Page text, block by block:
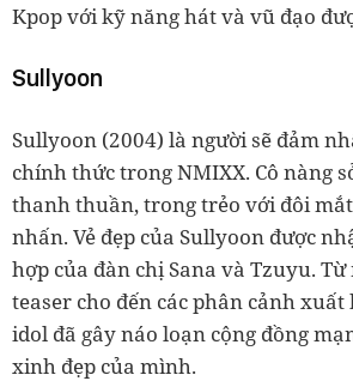
Kpop với kỹ năng hát và vũ đạo
Sullyoon
Sullyoon (2004) là người sẽ đảm
chính thức trong NMIXX. Cô nàng
thanh thuần, trong trẻo với đôi
nhấn. Vẻ đẹp của Sullyoon được
hợp của đàn chị Sana và Tzuyu.
teaser cho đến các phân cảnh
idol đã gây náo loạn cộng đồng
xinh đẹp của mình.